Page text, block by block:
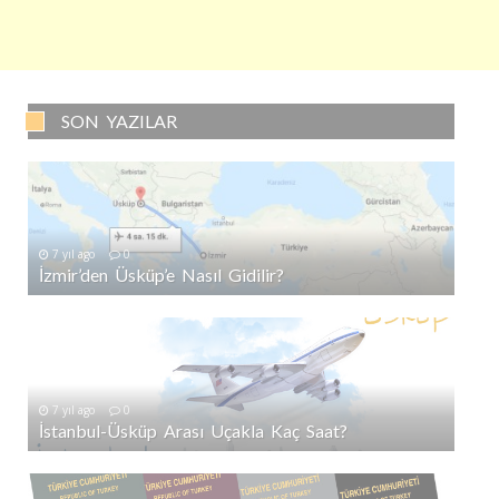
SON YAZILAR
7 yıl ago 0
İzmir’den Üsküp’e Nasıl Gidilir?
7 yıl ago 0
İstanbul-Üsküp Arası Uçakla Kaç Saat?